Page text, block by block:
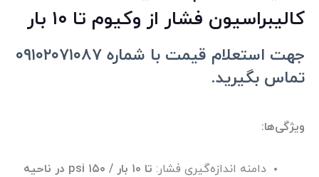
کالیبراسیون فشار از وکیوم تا ۱۰ بار
جهت استعلام قیمت با شماره ۰۹۱۰۲۰۷۱۰۸۷
تماس بگیرید.
ویژگی‌ها:
دامنه اندازه‌گیری فشار:
تا ۱۰ بار / ۱۵۰ psi در ناحیه